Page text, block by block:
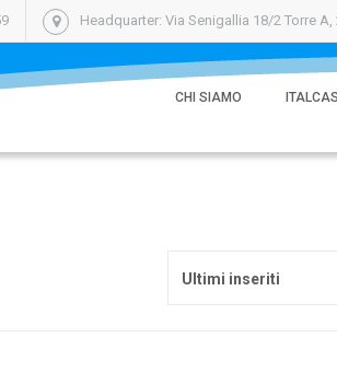
Headquarter: Via Senigallia 18/2 Torre
CHI SIAMO
Ultimi inseriti